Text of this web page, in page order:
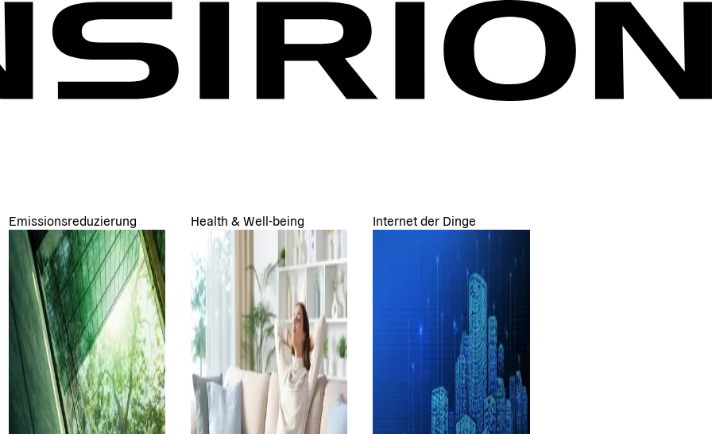
Emissionsreduzierung Health & Well-being Internet der Dinge